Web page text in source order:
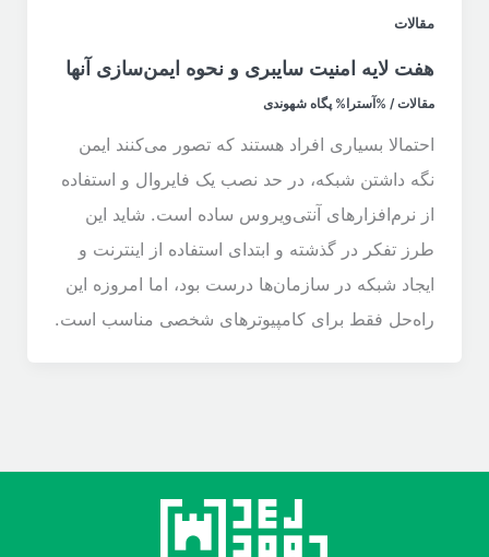
مقالات
هفت لایه امنیت سایبری و نحوه ایمن‌سازی آنها
مقالات/ %آسترا% پگاه شهوندی
احتمالا بسیاری افراد هستند که تصور می‌کنند ایمن
نگه داشتن شبکه، در حد نصب یک فایروال و استفاده
از نرم‌افزارهای آنتی‌ویروس ساده است. شاید این
طرز تفکر در گذشته و ابتدای استفاده از اینترنت و
ایجاد شبکه در سازمان‌ها درست بود، اما امروزه این
راه‌حل فقط برای کامپیوترهای شخصی مناسب است.